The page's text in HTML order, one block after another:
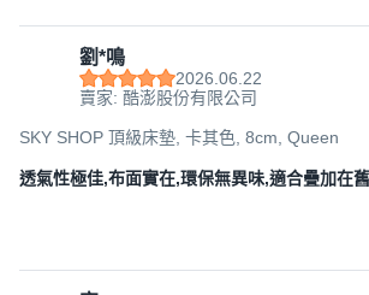
劉*鳴
2026.06.22
賣家: 酷澎股份有限公司
SKY SHOP 頂級床墊, 卡其色, 8cm, Queen
透氣性極佳,布面實在,環保無異味,適合疊加在